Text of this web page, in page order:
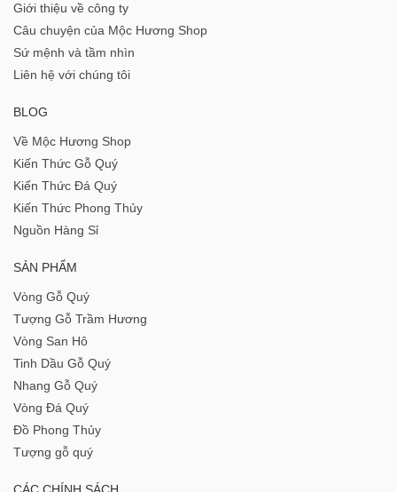
Giới thiệu về công ty
Câu chuyện của Mộc Hương Shop
Sứ mệnh và tầm nhìn
Liên hệ với chúng tôi
BLOG
Về Mộc Hương Shop
Kiến Thức Gỗ Quý
Kiến Thức Đá Quý
Kiến Thức Phong Thủy
Nguồn Hàng Sỉ
SẢN PHẨM
Vòng Gỗ Quý
Tượng Gỗ Trầm Hương
Vòng San Hô
Tinh Dầu Gỗ Quý
Nhang Gỗ Quý
Vòng Đá Quý
Đồ Phong Thủy
Tượng gỗ quý